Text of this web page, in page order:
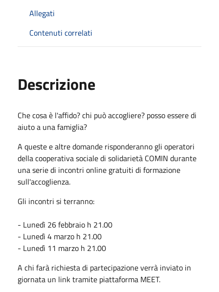
Allegati
Contenuti correlati
Descrizione
Che cosa è l'affido? chi può accogliere? posso essere di
aiuto a una famiglia?
A queste e altre domande risponderanno gli operatori
della cooperativa sociale di solidarietà COMIN durante
una serie di incontri online gratuiti di formazione
sull'accoglienza.
Gli incontri si terranno:
- Lunedì 26 febbraio h 21.00
- Lunedì 4 marzo h 21.00
- Lunedì 11 marzo h 21.00
A chi farà richiesta di partecipazione verrà inviato in
giornata un link tramite piattaforma MEET.